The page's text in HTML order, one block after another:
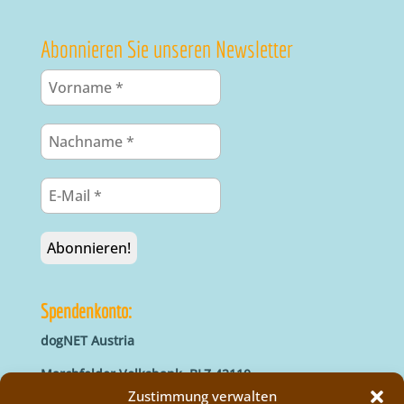
Zustimmung verwalten
Abonnieren Sie unseren Newsletter
Spendenkonto:
dogNET Austria
Marchfelder Volksbank, BLZ 42110
IBAN: AT66 4211 0421 5000 0000